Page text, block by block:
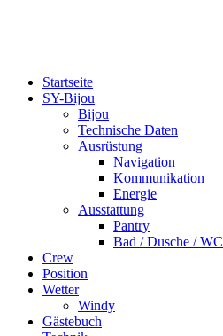
Startseite
SY-Bijou
Bijou
Technische Daten
Ausrüstung
Navigation
Kommunikation
Energie
Ausstattung
Pantry
Bad / Dusche / WC
Crew
Position
Wetter
Windy
Gästebuch